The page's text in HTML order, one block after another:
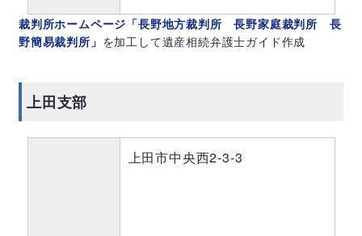
裁判所ホームページ「長野地方裁判所 長野家庭裁判所 長
野簡易裁判所」 を加工して遺産相続弁護士ガイド作成
上田支部
上田市中央西2-3-3